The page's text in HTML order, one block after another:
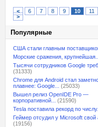
< 6 7 8 9 10 11
>
Популярные
США стали главным
Морские сражения, крупнейшая...
Тысячи сотрудников Google
(31333)
Chrome для Android стал
плавнее: Google...
(25033)
Вышел релиз OpenIDE Pro —
корпоративной...
(21590)
Tesla поставила рекорд по числу...
Геймер отсудил у Microsoft свой
(19156)